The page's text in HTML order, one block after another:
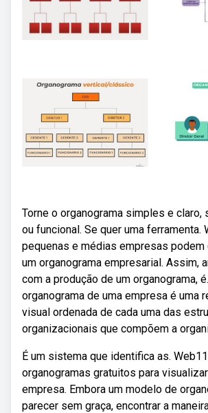
Torne o organograma simples e claro,
ou funcional. Se quer uma ferramenta.
pequenas e médias empresas podem
um organograma empresarial. Assim,
com a produção de um organograma,
organograma de uma empresa é uma
visual ordenada de cada uma das
organizacionais que compõem a
É um sistema que identifica as.
organogramas gratuitos para
empresa. Embora um modelo de
parecer sem graça, encontrar a